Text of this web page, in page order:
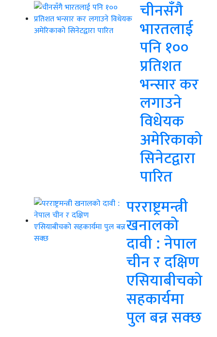
चीनसँगै
भारतलाई
पनि १००
प्रतिशत
भन्सार कर
लगाउने
विधेयक
अमेरिकाको
सिनेटद्वारा
पारित
परराष्ट्रमन्त्री
खनालको
दावी : नेपाल
चीन र दक्षिण
एसियाबीचको
सहकार्यमा
पुल बन्न सक्छ